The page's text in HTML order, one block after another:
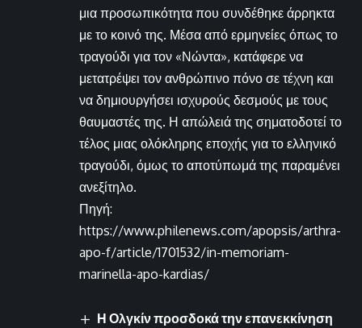
μια προσωπικότητα που συνδέθηκε άρρηκτα
με το κοινό της. Μέσα από ερμηνείες όπως το
τραγούδι για τον «Νώντα», κατάφερε να
μετατρέψει τον ανθρώπινο πόνο σε τέχνη και
να δημιουργήσει ισχυρούς δεσμούς με τους
θαυμαστές της. Η απώλειά της σηματοδοτεί το
τέλος μιας ολόκληρης εποχής για το ελληνικό
τραγούδι, όμως το αποτύπωμά της παραμένει
ανεξίτηλο.
Πηγή:
https://www.philenews.com/apopsis/arthra-
apo-f/article/1701532/in-memoriam-
marinella-apo-kardias/
Η Ολγκίν προσδοκά την επανεκκίνηση